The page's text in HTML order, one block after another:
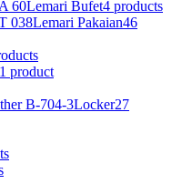
Lemari Bufet4 products
Lemari Pakaian46
1 product
Locker27